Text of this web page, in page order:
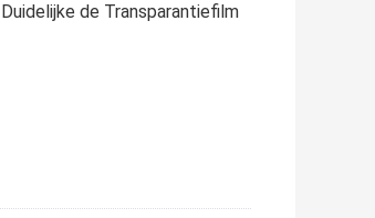
de Transparantiefilm